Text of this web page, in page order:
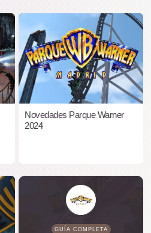
Novedades Parque Warner
2024
GUÍA COMPLETA